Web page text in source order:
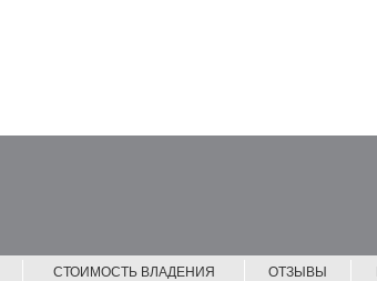
СТОИМОСТЬ ВЛАДЕНИЯ ОТЗЫВЫ